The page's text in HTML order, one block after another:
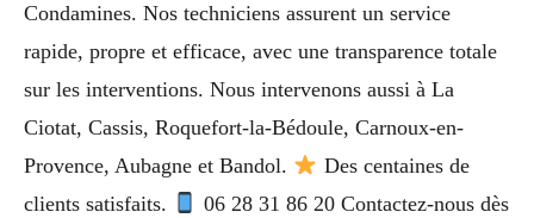
Condamines. Nos techniciens assurent un service
rapide, propre et efficace, avec une transparence totale
sur les interventions. Nous intervenons aussi à La
Ciotat, Cassis, Roquefort-la-Bédoule, Carnoux-en-
Provence, Aubagne et Bandol.
Des centaines de
clients satisfaits.
06 28 31 86 20 Contactez-nous dès